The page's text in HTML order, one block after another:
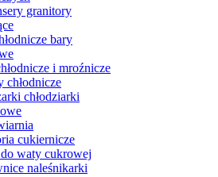
granitory
bary
i mroźnicze
chłodnicze
chłodziarki
cukiernicze
waty cukrowej
naleśnikarki